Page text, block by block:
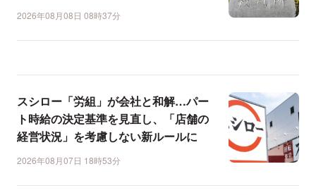
2026年08月08日 08時37分
スシロー「労組」が会社と和解…パー
ト時給の決定基準を見直し、「店舗の
経営状況」を考慮しない新ルールに
2026年08月07日 18時53分